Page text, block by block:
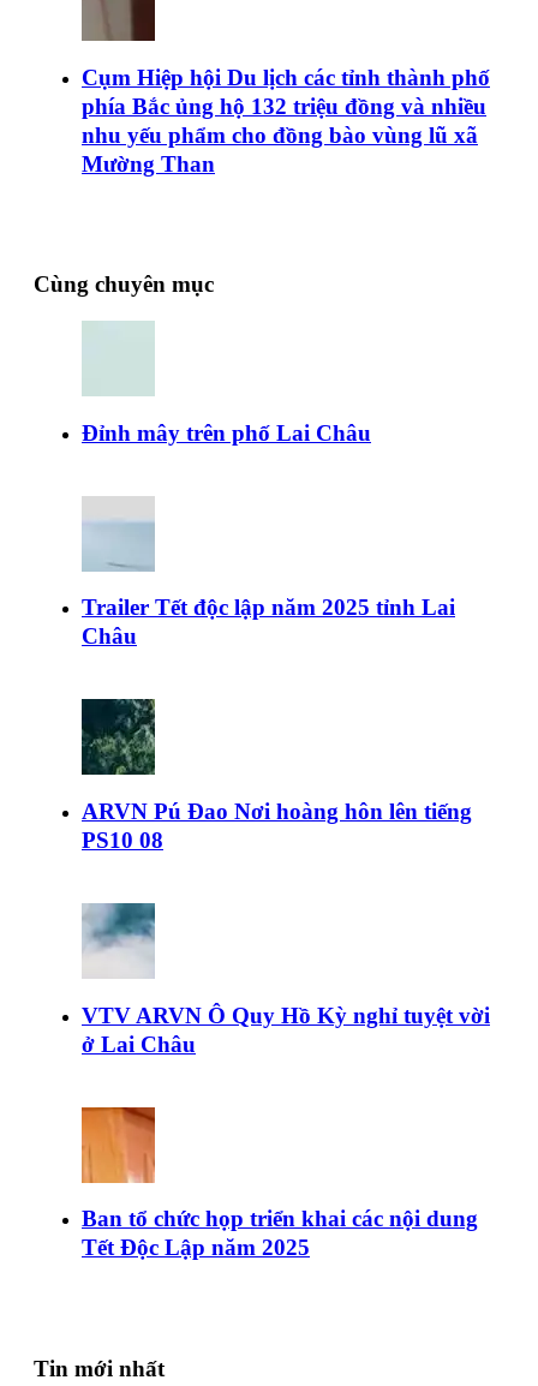
Cụm Hiệp hội Du lịch các tỉnh thành phố
phía Bắc ủng hộ 132 triệu đồng và nhiều
nhu yếu phẩm cho đồng bào vùng lũ xã
Mường Than
Cùng chuyên mục
Đỉnh mây trên phố Lai Châu
Trailer Tết độc lập năm 2025 tỉnh Lai
Châu
ARVN Pú Đao Nơi hoàng hôn lên tiếng
PS10 08
VTV ARVN Ô Quy Hồ Kỳ nghỉ tuyệt vời
ở Lai Châu
Ban tổ chức họp triển khai các nội dung
Tết Độc Lập năm 2025
Tin mới nhất